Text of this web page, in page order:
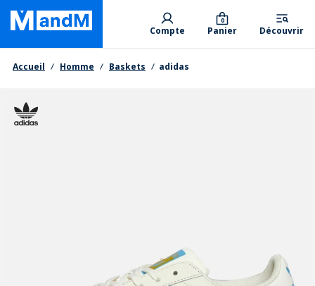
Skip
main
content
Primary departments
Compte Panier
0
Découvrir
Fil d'Ariane
Accueil Homme Baskets adidas